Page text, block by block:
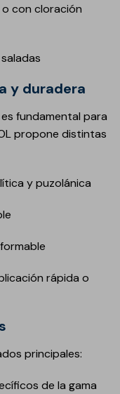
con cloración
y duradera
fundamental para
propone distintas
y puzolánica
rápida o
principales:
de la gama